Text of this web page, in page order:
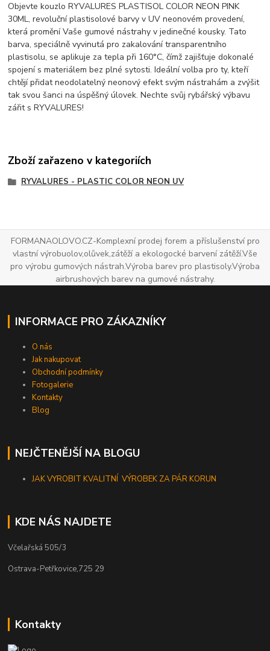
Objevte kouzlo RYVALURES PLASTISOL COLOR NEON PINK
30ML, revoluční plastisolové barvy v UV neonovém provedení,
která promění Vaše gumové nástrahy v jedinečné kousky. Tato
barva, speciálně vyvinutá pro zakalování transparentního
plastisolu, se aplikuje za tepla při 160°C, čímž zajišťuje dokonalé
spojení s materiálem bez plné sytosti. Ideální volba pro ty, kteří
chtějí přidat neodolatelný neonový efekt svým nástrahám a zvýšit
tak svou šanci na úspěšný úlovek. Nechte svůj rybářský výbavu
zářit s RYVALURES!
Zboží zařazeno v kategoriích
RYVALURES - PLASTIC COLOR NEON UV
FORMANAOLOVO.CZ-Komplexní prodej forem a příslušenství pro
vlastní výrobuolov,olůvek,zátěží a ekologocké barvení zátěží.Vše
pro výrobu gumových nástrah.Výroba barev pro plastisoly.Výroba
airbrushových barev na gumové nástrahy.
INFORMACE PRO ZÁKAZNÍKY
O nás
Jak nakupovat
Obchodní podmínky
Fotogalerie
Kontakty
Blog
NEJČTENĚJŠÍ NA BLOGU
JAK VYROBIT KVALITNÍ VÝROBEK ZA PÁR KORUN
KDE NÁS NAJDETE
Včelařská 505/3
Ostrava-Petřkovice,725 29
Kontakty